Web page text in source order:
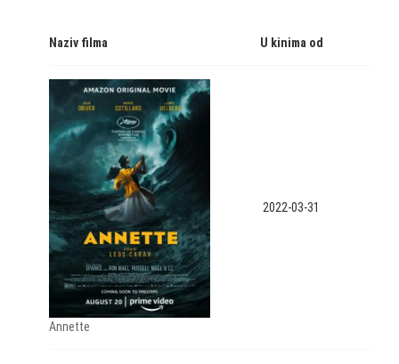
Naziv filma U kinima od
Annette
2022-03-31